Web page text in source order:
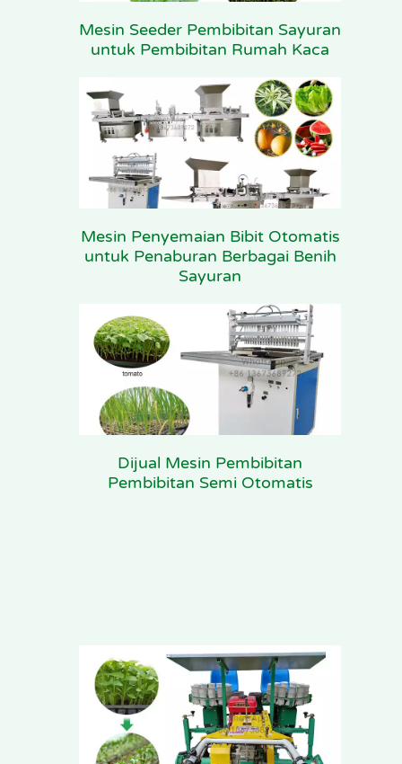
Mesin Seeder Pembibitan Sayuran
untuk Pembibitan Rumah Kaca
Mesin Penyemaian Bibit Otomatis
untuk Penaburan Berbagai Benih
Sayuran
Dijual Mesin Pembibitan
Pembibitan Semi Otomatis